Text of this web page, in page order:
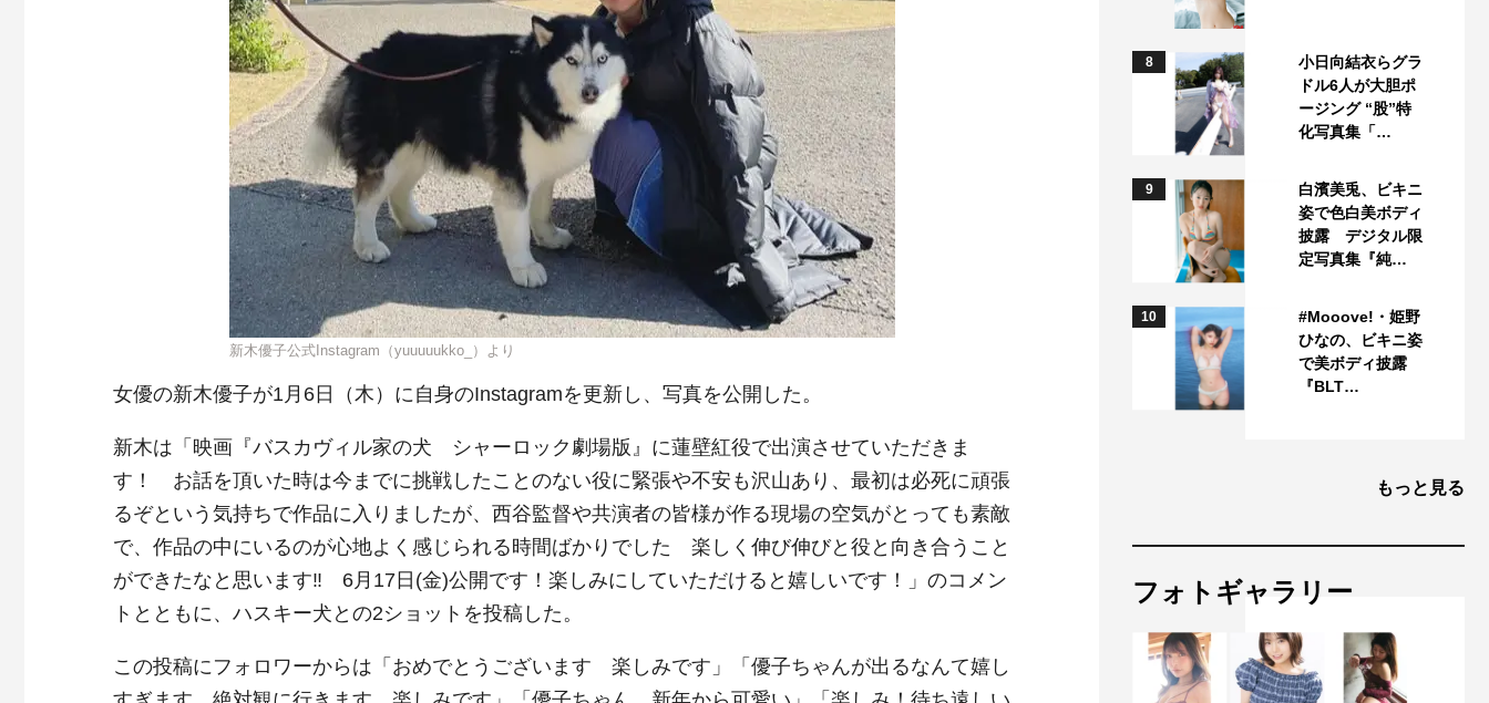
新木優子公式Instagram（yuuuuukko_）より
女優の新木優子が1月6日（木）に自身のInstagramを更新し、写真を公開した。
新木は「映画『バスカヴィル家の犬 シャーロック劇場版』に蓮壁紅役で出演させていただきま
す！ お話を頂いた時は今までに挑戦したことのない役に緊張や不安も沢山あり、最初は必死に頑張
るぞという気持ちで作品に入りましたが、西谷監督や共演者の皆様が作る現場の空気がとっても素敵
で、作品の中にいるのが心地よく感じられる時間ばかりでした 楽しく伸び伸びと役と向き合うこと
ができたなと思います‼︎ 6月17日(金)公開です！楽しみにしていただけると嬉しいです！」のコメン
トとともに、ハスキー犬との2ショットを投稿した。
この投稿にフォロワーからは「おめでとうございます 楽しみです」「優子ちゃんが出るなんて嬉し
8
小日向結衣らグラ
ドル6人が大胆ポ
ージング “股”特
化写真集「…
9
白濱美兎、ビキニ
姿で色白美ボディ
披露 デジタル限
定写真集『純…
10
#Mooove!・姫野
ひなの、ビキニ姿
で美ボディ披露
『BLT…
もっと見る
フォトギャラリー